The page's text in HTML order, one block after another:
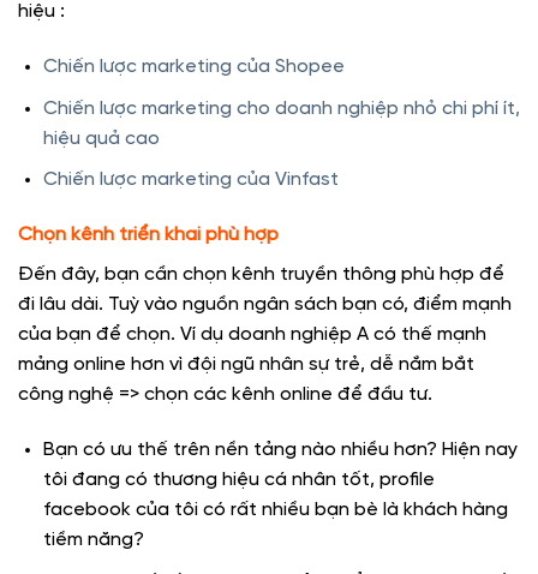
hiệu :
Chiến lược marketing của Shopee
Chiến lược marketing cho doanh nghiệp nhỏ chi phí ít,
hiệu quả cao
Chiến lược marketing của Vinfast
Chọn kênh triển khai phù hợp
Đến đây, bạn cần chọn kênh truyền thông phù hợp để
đi lâu dài. Tuỳ vào nguồn ngân sách bạn có, điểm mạnh
của bạn để chọn. Ví dụ doanh nghiệp A có thế mạnh
mảng online hơn vì đội ngũ nhân sự trẻ, dễ nắm bắt
công nghệ => chọn các kênh online để đầu tư.
Bạn có ưu thế trên nền tảng nào nhiều hơn? Hiện nay
tôi đang có thương hiệu cá nhân tốt, profile
facebook của tôi có rất nhiều bạn bè là khách hàng
tiềm năng?